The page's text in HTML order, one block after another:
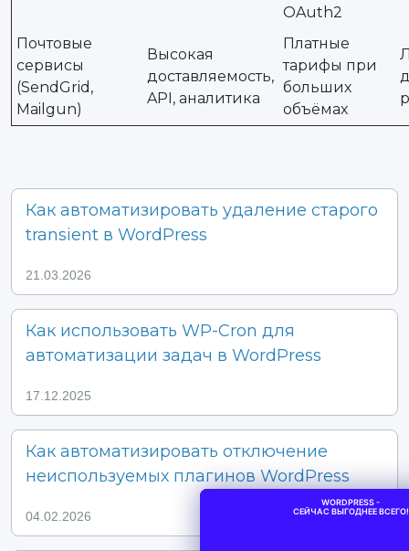
OAuth2
Почтовые
сервисы
(SendGrid,
Mailgun)
Высокая
доставляемость,
API, аналитика
Платные
тарифы при
больших
объёмах
Как автоматизировать удаление старого
transient в WordPress
21.03.2026
Как использовать WP-Cron для
автоматизации задач в WordPress
17.12.2025
Как автоматизировать отключение
неиспользуемых плагинов WordPress
04.02.2026
WORDPRESS -
СЕЙЧАС ВЫГОДНЕЕ ВСЕГО!